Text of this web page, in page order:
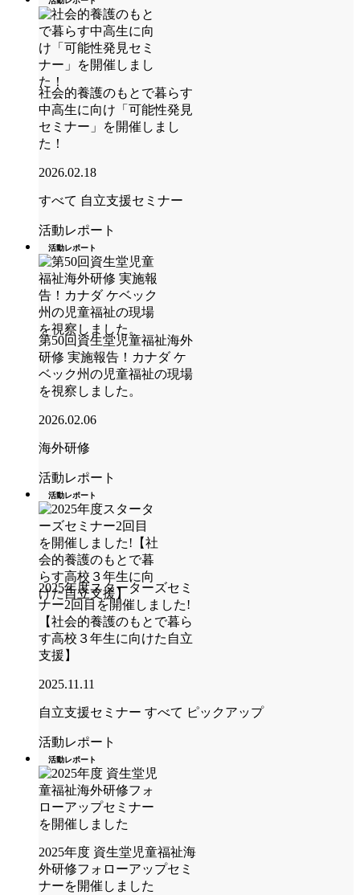
社会的養護のもとで暮らす
中高生に向け「可能性発見
セミナー」を開催しまし
た！
2026.02.18
すべて 自立支援セミナー
活動レポート
活動レポート
第50回資生堂児童福祉海外
研修 実施報告！カナダ ケ
ベック州の児童福祉の現場
を視察しました。
2026.02.06
海外研修
活動レポート
活動レポート
2025年度スターターズセミ
ナー2回目を開催しました!
【社会的養護のもとで暮ら
す高校３年生に向けた自立
支援】
2025.11.11
自立支援セミナー すべて ピックアップ
活動レポート
活動レポート
2025年度 資生堂児童福祉海
外研修フォローアップセミ
ナーを開催しました